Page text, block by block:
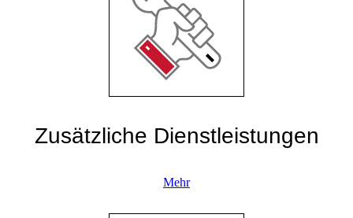
Zusätzliche Dienstleistungen
Mehr